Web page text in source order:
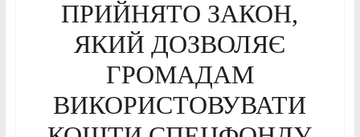
ПРИЙНЯТО ЗАКОН,
ЯКИЙ ДОЗВОЛЯЄ
ГРОМАДАМ
ВИКОРИСТОВУВАТИ